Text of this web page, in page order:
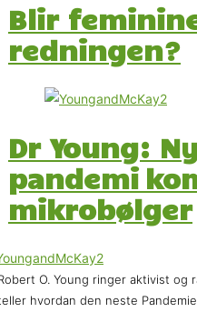
Blir
redningen?
Dr Young:
pandemi
mikrobølger
O. Young ringer aktivist
hvordan den neste